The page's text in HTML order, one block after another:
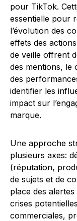
pour TikTok.
essentielle pour
l’évolution des
effets des
de veille offrent
des mentions, le
des
identifier les
impact sur
marque.
Une approche
plusieurs axes:
(réputation,
de sujets et de
place des alertes
crises
commerciales,